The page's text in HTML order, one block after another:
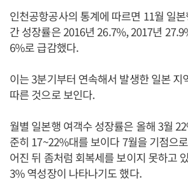
인천공항공사의 통계에 따르면 11월 일
간 성장률은 2016년 26.7%, 2017년
6%로 급감했다.
이는 3분기부터 연속해서 발생한 일본 지
따른 것으로 보인다.
월별 일본행 여객수 성장률은 올해 3월
준히 17~22%대를 보이다 7월을 기점으
어진 뒤 좀처럼 회복세를 보이지 못하고
3% 역성장이 나타나기도 했다.